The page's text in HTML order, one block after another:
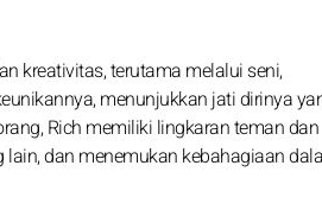
kreativitas, terutama melalui seni,
menunjukkan jati dirinya
Rich memiliki lingkaran teman dan
dan menemukan kebahagiaan